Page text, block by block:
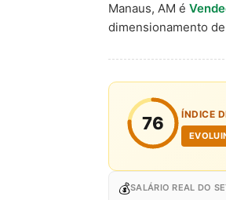
Manaus, AM é
dimensionamento
76 ÍNDICE
💰SALÁRIO REAL DO